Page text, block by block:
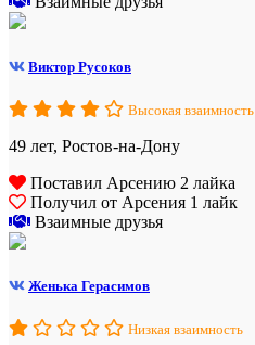
Виктор Русоков
Высокая взаимность
49 лет, Ростов-на-Дону
Поставил Арсению 2 лайка
Получил от Арсения 1 лайк
Взаимные друзья
Женька Герасимов
Низкая взаимность